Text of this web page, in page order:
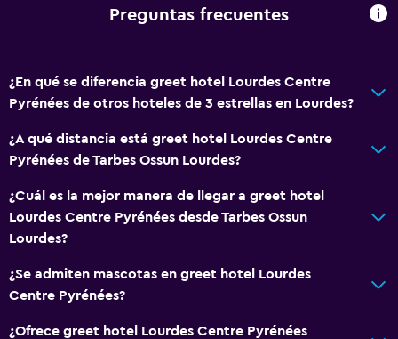
Preguntas frecuentes
¿En qué se diferencia greet hotel Lourdes Centre
Pyrénées de otros hoteles de 3 estrellas en Lourdes?
¿A qué distancia está greet hotel Lourdes Centre
Pyrénées de Tarbes Ossun Lourdes?
¿Cuál es la mejor manera de llegar a greet hotel
Lourdes Centre Pyrénées desde Tarbes Ossun
Lourdes?
¿Se admiten mascotas en greet hotel Lourdes
Centre Pyrénées?
¿Ofrece greet hotel Lourdes Centre Pyrénées